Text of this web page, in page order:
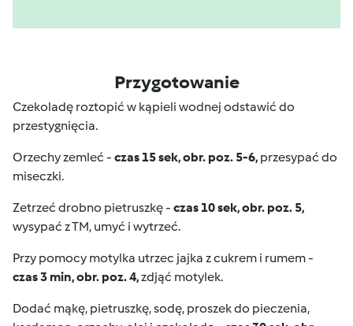
Przygotowanie
Czekoladę roztopić w kąpieli wodnej odstawić do
przestygnięcia.
Orzechy zemleć - czas 15 sek, obr. poz. 5-6, przesypać do
miseczki.
Zetrzeć drobno pietruszkę - czas 10 sek, obr. poz. 5,
wysypać z TM, umyć i wytrzeć.
Przy pomocy motylka utrzec jajka z cukrem i rumem -
czas 3 min, obr. poz. 4,zdjąć motylek.
Dodać mąkę, pietruszkę, sodę, proszek do pieczenia,